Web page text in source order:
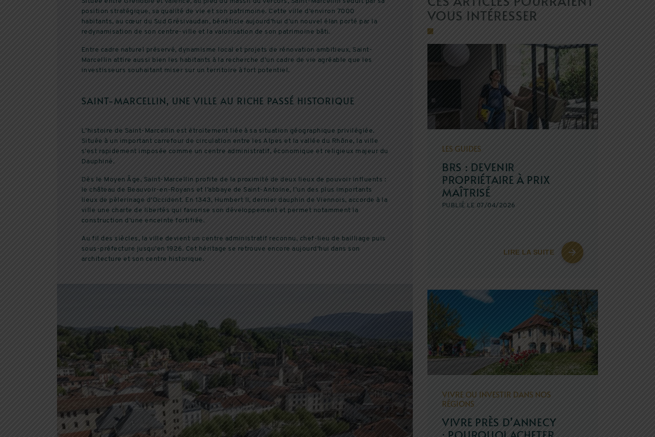
position stratégique, sa qualité de vie et son patrimoine. Cette ville d’environ 7000
habitants, au cœur du Sud Grésivaudan, bénéficie aujourd’hui d’un nouvel élan porté par la
redynamisation de son centre-ville et la valorisation de son patrimoine bâti.
Entre cadre naturel préservé, dynamisme local et projets de rénovation ambitieux, Saint-
Marcellin attire aussi bien les habitants à la recherche d’un cadre de vie agréable que les
investisseurs souhaitant miser sur un territoire à fort potentiel.
SAINT-MARCELLIN, UNE VILLE AU RICHE PASSÉ HISTORIQUE
L’histoire de Saint-Marcellin est étroitement liée à sa situation géographique privilégiée.
Située à un important carrefour de circulation entre les Alpes et la vallée du Rhône, la ville
s’est rapidement imposée comme un centre administratif, économique et religieux majeur du
Dauphiné.
Dès le Moyen Âge, Saint-Marcellin profite de la proximité de deux lieux de pouvoir influents :
le château de Beauvoir-en-Royans et l’abbaye de Saint-Antoine, l’un des plus importants
lieux de pèlerinage d’Occident. En 1343, Humbert II, dernier dauphin de Viennois, accorde à la
ville une charte de libertés qui favorise son développement et permet notamment la
construction d’une enceinte fortifiée.
Au fil des siècles, la ville devient un centre administratif reconnu, chef-lieu de bailliage puis
sous-préfecture jusqu’en 1926. Cet héritage se retrouve encore aujourd’hui dans son
architecture et son centre historique.
VOUS INTÉRESSER
LES GUIDES
BRS : DEVENIR
PROPRIÉTAIRE À PRIX
MAÎTRISÉ
PUBLIÉ LE 07/04/2026
LIRE LA SUITE
VIVRE OU INVESTIR DANS NOS
RÉGIONS
VIVRE PRÈS D’ANNECY